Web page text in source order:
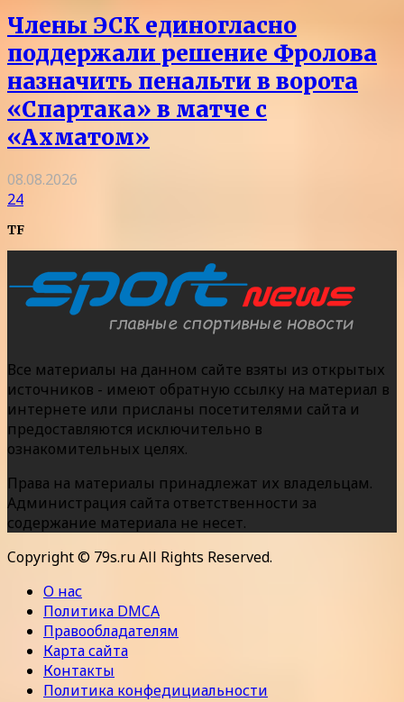
Члены ЭСК единогласно
поддержали решение Фролова
назначить пенальти в ворота
«Спартака» в матче с
«Ахматом»
08.08.2026
24
TF
Все материалы на данном сайте взяты из открытых
источников - имеют обратную ссылку на материал в
интернете или присланы посетителями сайта и
предоставляются исключительно в
ознакомительных целях.
Права на материалы принадлежат их владельцам.
Администрация сайта ответственности за
содержание материала не несет.
Copyright © 79s.ru All Rights Reserved.
О нас
Политика DMCA
Правообладателям
Карта сайта
Контакты
Политика конфедициальности